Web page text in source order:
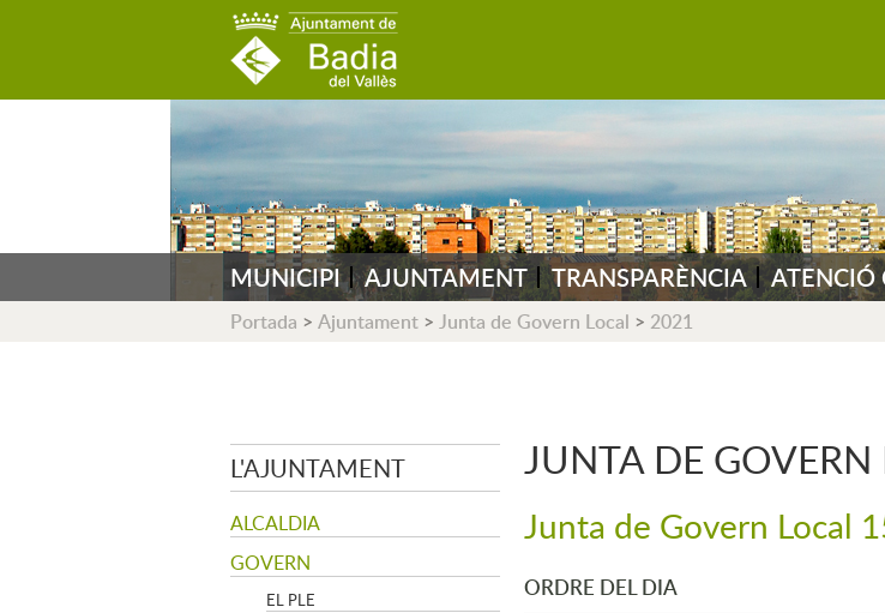
MUNICIPI AJUNTAMENT TRANSPARÈNCIA
Portada > Ajuntament > Junta de Govern Local > 2021
L'AJUNTAMENT
ALCALDIA
GOVERN
EL PLE
JUNTA DE GOVERN
Junta de Govern Local
ORDRE DEL DIA